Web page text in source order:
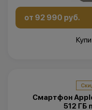
от 92 990 руб.
Смартфон
512 ГБ